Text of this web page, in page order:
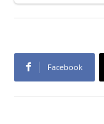
Facebook